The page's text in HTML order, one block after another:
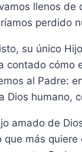
llenos
perdido
su único
contado cómo
al Padre:
Dios humano,
amado de
que más